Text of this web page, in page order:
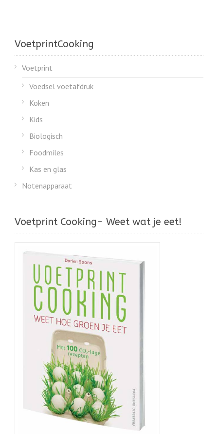
VoetprintCooking
Voetprint
Voedsel voetafdruk
Koken
Kids
Biologisch
Foodmiles
Kas en glas
Notenapparaat
Voetprint Cooking- Weet wat je eet!